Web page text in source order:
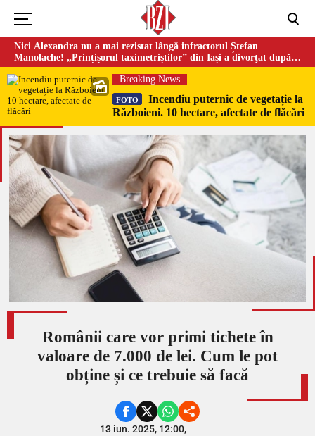
Nici Alexandra nu a mai rezistat lângă infractorul Ștefan
Manolache! „Prințișorul taximetriștilor” din Iași a divorţat după
doi ani de căsnicie
Breaking News
FOTO
Incendiu puternic de vegetație la
Războieni. 10 hectare, afectate de flăcări
Românii care vor primi tichete în
valoare de 7.000 de lei. Cum le pot
obține și ce trebuie să facă
13 iun. 2025, 12:00,